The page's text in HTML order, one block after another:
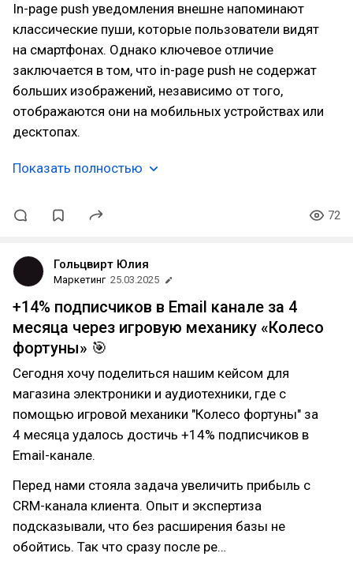
In-page push уведомления внешне напоминают
классические пуши, которые пользователи видят
на смартфонах. Однако ключевое отличие
заключается в том, что in-page push не содержат
больших изображений, независимо от того,
отображаются они на мобильных устройствах или
десктопах.
Показать полностью
72
Гольцвирт Юлия
Маркетинг 25.03.2025
+14% подписчиков в Email канале за 4
месяца через игровую механику «Колесо
фортуны» 🎯
Сегодня хочу поделиться нашим кейсом для
магазина электроники и аудиотехники, где с
помощью игровой механики "Колесо фортуны" за
4 месяца удалось достичь +14% подписчиков в
Email-канале.
Перед нами стояла задача увеличить прибыль с
CRM-канала клиента. Опыт и экспертиза
подсказывали, что без расширения базы не
обойтись. Так что сразу после ре…